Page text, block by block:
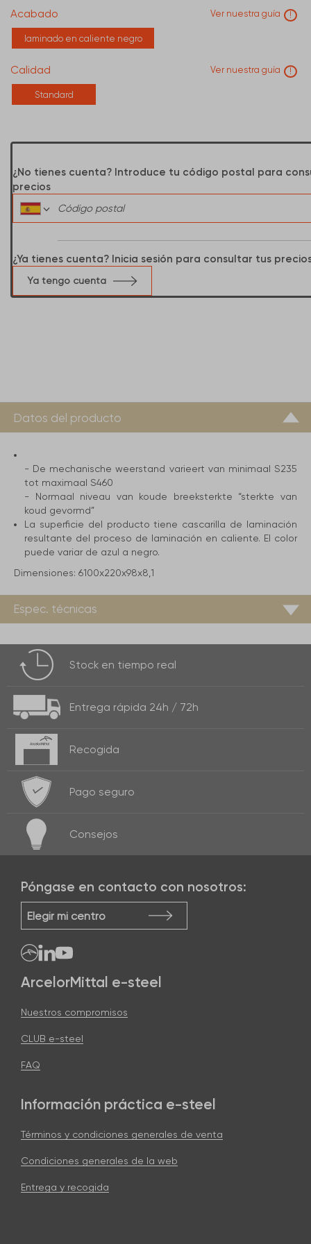
Acabado Ver nuestra guía !
laminado en caliente negro
Calidad Ver nuestra guía !
Standard
¿No tienes cuenta? Introduce tu código postal para
precios
¿Ya tienes cuenta? Inicia sesión para consultar tus
Ya tengo cuenta
Datos del producto
- De mechanische weerstand varieert van minimaal S235
tot maximaal S460
- Normaal niveau van koude breeksterkte “sterkte van
koud gevormd”
La superficie del producto tiene cascarilla de laminación
resultante del proceso de laminación en caliente. El color
puede variar de azul a negro.
Dimensiones: 6100x220x98x8,1
Espec. técnicas
Stock en tiempo real
Entrega rápida 24h / 72h
Recogida
Pago seguro
Consejos
ArcelorMittal e-steel
Nuestros compromisos
CLUB e-steel
FAQ
Información práctica e-steel
Términos y condiciones generales de venta
Condiciones generales de la web
Entrega y recogida
Póngase en contacto con nosotros:
Elegir mi centro